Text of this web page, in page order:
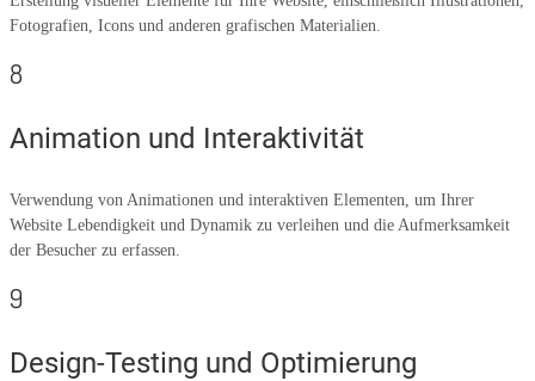
Fotografien, Icons und anderen grafischen Materialien.
8
Animation und Interaktivität
Verwendung von Animationen und interaktiven Elementen, um Ihrer
Website Lebendigkeit und Dynamik zu verleihen und die Aufmerksamkeit
der Besucher zu erfassen.
9
Design-Testing und Optimierung